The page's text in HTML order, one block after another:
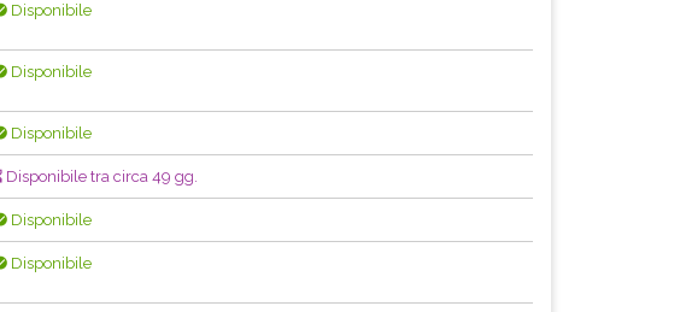
Disponibile
Disponibile
Disponibile
Disponibile tra circa 49 gg.
Disponibile
Disponibile